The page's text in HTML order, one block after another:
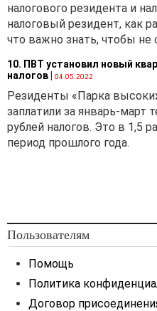
налогового резидента и
налоговый резидент, как
что важно знать, чтобы не
10. ПВТ установил новый
налогов
04.05.2022
Резиденты «Парка
заплатили за январь-март
рублей налогов. Это в 1,5
период прошлого года.
Пользователям
Помощь
Политика
Договор